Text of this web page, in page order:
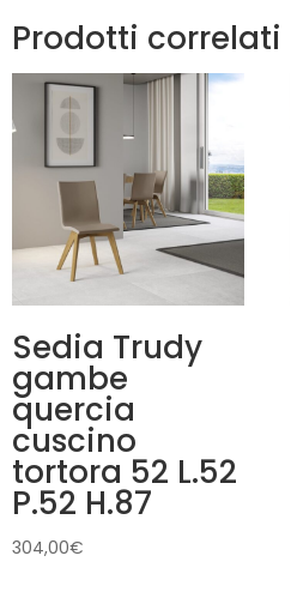
Prodotti correlati
Sedia Trudy
gambe
quercia
cuscino
tortora 52 L.52
P.52 H.87
304,00€